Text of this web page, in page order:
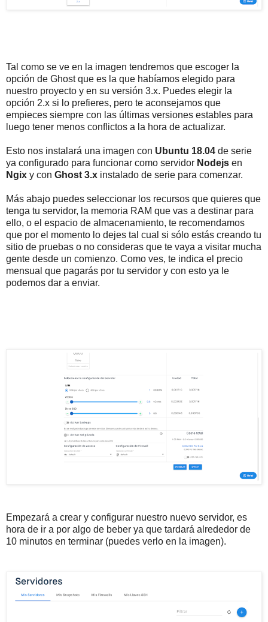
Tal como se ve en la imagen tendremos que escoger la
opción de Ghost que es la que habíamos elegido para
nuestro proyecto y en su versión 3.x. Puedes elegir la
opción 2.x si lo prefieres, pero te aconsejamos que
empieces siempre con las últimas versiones estables para
luego tener menos conflictos a la hora de actualizar.
Esto nos instalará una imagen con Ubuntu 18.04 de serie
ya configurado para funcionar como servidor Nodejs en
Ngix y con Ghost 3.x instalado de serie para comenzar.
Más abajo puedes seleccionar los recursos que quieres que
tenga tu servidor, la memoria RAM que vas a destinar para
ello, o el espacio de almacenamiento, te recomendamos
que por el momento lo dejes tal cual si sólo estás creando tu
sitio de pruebas o no consideras que te vaya a visitar mucha
gente desde un comienzo. Como ves, te indica el precio
mensual que pagarás por tu servidor y con esto ya le
podemos dar a enviar.
Empezará a crear y configurar nuestro nuevo servidor, es
hora de ir a por algo de beber ya que tardará alrededor de
10 minutos en terminar (puedes verlo en la imagen).